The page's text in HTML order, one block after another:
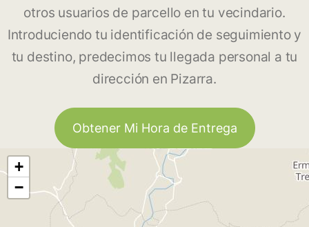
otros usuarios de parcello en tu vecindario.
Introduciendo tu identificación de seguimiento y
tu destino, predecimos tu llegada personal a tu
dirección en Pizarra.
Obtener Mi Hora de Entrega
+
−